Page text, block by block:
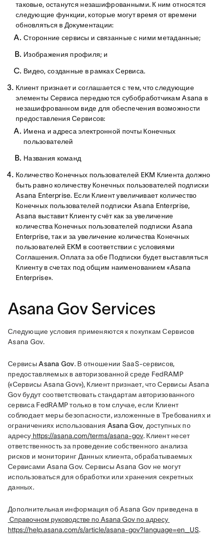
таковые, останутся незашифрованными. К ним относятся
следующие функции, которые могут время от времени
обновляться в Документации:
Сторонние сервисы и связанные с ними метаданные;
Изображения профиля; и
Видео, созданные в рамках Сервиса.
Клиент признает и соглашается с тем, что следующие
элементы Сервиса передаются субобработчикам Asana в
незашифрованном виде для обеспечения возможности
предоставления Сервисов:
Имена и адреса электронной почты Конечных
пользователей
Названия команд
Количество Конечных пользователей EKM Клиента должно
быть равно количеству Конечных пользователей подписки
Asana Enterprise. Если Клиент увеличивает количество
Конечных пользователей подписки Asana Enterprise,
Asana выставит Клиенту счёт как за увеличение
количества Конечных пользователей подписки Asana
Enterprise, так и за увеличение количества Конечных
пользователей EKM в соответствии с условиями
Соглашения. Оплата за обе Подписки будет выставляться
Клиенту в счетах под общим наименованием «Asana
Enterprise».
Asana Gov Services
Следующие условия применяются к покупкам Сервисов
Asana Gov.
Сервисы Asana Gov. В отношении SaaS-сервисов,
предоставляемых в авторизованной среде FedRAMP
(«Сервисы Asana Gov»), Клиент признает, что Сервисы Asana
Gov будут соответствовать стандартам авторизованного
сервиса FedRAMP только в том случае, если Клиент
соблюдает меры безопасности, изложенные в Требованиях и
ограничениях использования Asana Gov, доступных по
адресу https://asana.com/terms/asana-gov. Клиент несет
ответственность за проведение собственного анализа
рисков и мониторинг Данных клиента, обрабатываемых
Сервисами Asana Gov. Сервисы Asana Gov не могут
использоваться для обработки или хранения секретных
данных.
Дополнительная информация об Asana Gov приведена в
Справочном руководстве по Asana Gov по адресу
https://help.asana.com/s/article/asana-gov?language=en_US.